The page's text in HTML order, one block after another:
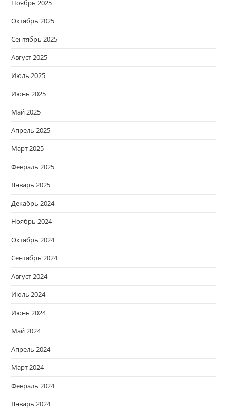
Ноябрь 2025
Октябрь 2025
Сентябрь 2025
Август 2025
Июль 2025
Июнь 2025
Май 2025
Апрель 2025
Март 2025
Февраль 2025
Январь 2025
Декабрь 2024
Ноябрь 2024
Октябрь 2024
Сентябрь 2024
Август 2024
Июль 2024
Июнь 2024
Май 2024
Апрель 2024
Март 2024
Февраль 2024
Январь 2024